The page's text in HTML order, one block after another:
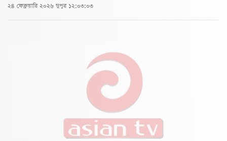
২৪ ফেব্রুয়ারি ২০২৬ দুপুর ১২:০৩:০৩